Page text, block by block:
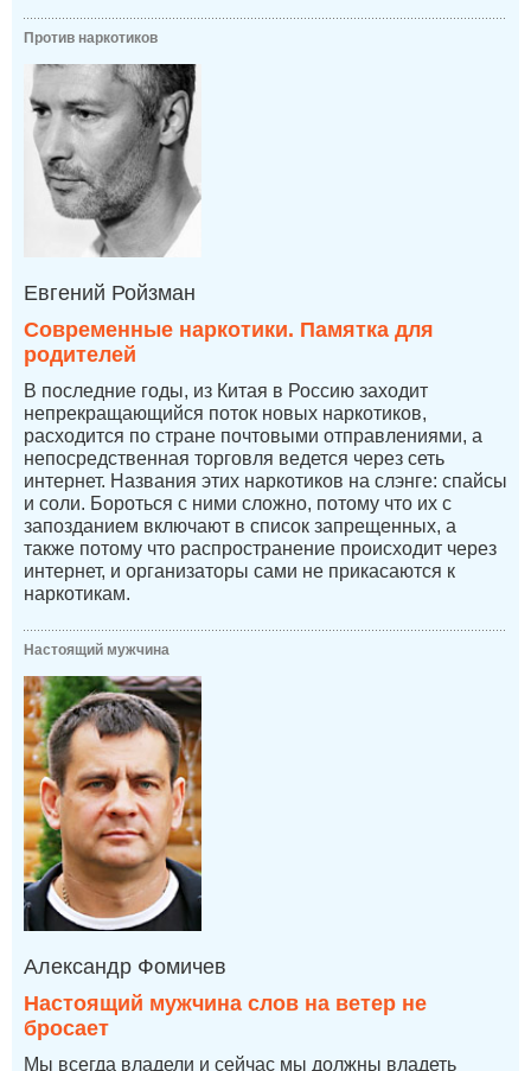
Против наркотиков
Евгений Ройзман
Современные наркотики. Памятка для
родителей
В последние годы, из Китая в Россию заходит
непрекращающийся поток новых наркотиков,
расходится по стране почтовыми отправлениями, а
непосредственная торговля ведется через сеть
интернет. Названия этих наркотиков на слэнге: спайсы
и соли. Бороться с ними сложно, потому что их с
запозданием включают в список запрещенных, а
также потому что распространение происходит через
интернет, и организаторы сами не прикасаются к
наркотикам.
Настоящий мужчина
Александр Фомичев
Настоящий мужчина слов на ветер не
бросает
Мы всегда владели и сейчас мы должны владеть